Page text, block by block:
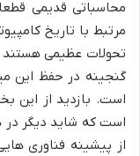
محاسباتی قدیمی
مرتبط با تاریخ
تحولات عظیمی
گنجینه در حفظ این
است. بازدید از این
است که شاید دیگر
از پیشینه فناوری